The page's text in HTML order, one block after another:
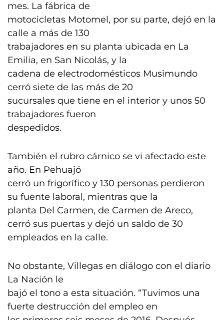
mes. La fábrica de
motocicletas Motomel, por su parte, dejó en la
calle a más de 130
trabajadores en su planta ubicada en La
Emilia, en San Nicolás, y la
cadena de electrodomésticos Musimundo
cerró siete de las más de 20
sucursales que tiene en el interior y unos 50
trabajadores fueron
despedidos.
También el rubro cárnico se vi afectado este
año. En Pehuajó
cerró un frigorífico y 130 personas perdieron
su fuente laboral, mientras que la
planta Del Carmen, de Carmen de Areco,
cerró sus puertas y dejó un saldo de 30
empleados en la calle.
No obstante, Villegas en diálogo con el diario
La Nación le
bajó el tono a esta situación. “Tuvimos una
fuerte destrucción del empleo en